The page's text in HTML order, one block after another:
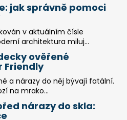
jak správně pomoci
v aktuálním čísle
architektura miluj...
ověřené
Friendly
a nárazy do něj bývají fatální.
na mrako...
nárazy do skla: